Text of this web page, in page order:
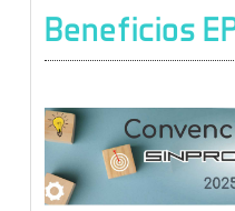
Beneficios